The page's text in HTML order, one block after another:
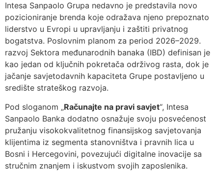
Intesa Sanpaolo Grupa nedavno je predstavila novo
pozicioniranje brenda koje odražava njeno prepoznato
liderstvo u Evropi u upravljanju i zaštiti privatnog
bogatstva. Poslovnim planom za period 2026–2029.
razvoj Sektora međunarodnih banaka (IBD) definisan je
kao jedan od ključnih pokretača održivog rasta, dok je
jačanje savjetodavnih kapaciteta Grupe postavljeno u
središte strateškog razvoja.
Pod sloganom „Računajte na pravi savjet“, Intesa
Sanpaolo Banka dodatno osnažuje svoju posvećenost
pružanju visokokvalitetnog finansijskog savjetovanja
klijentima iz segmenta stanovništva i pravnih lica u
Bosni i Hercegovini, povezujući digitalne inovacije sa
stručnim znanjem i iskustvom svojih zaposlenika.